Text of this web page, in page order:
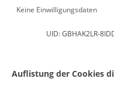
Keine Einwilligungsdaten
UID: GBHAK2LR-
Auflistung der Cookies